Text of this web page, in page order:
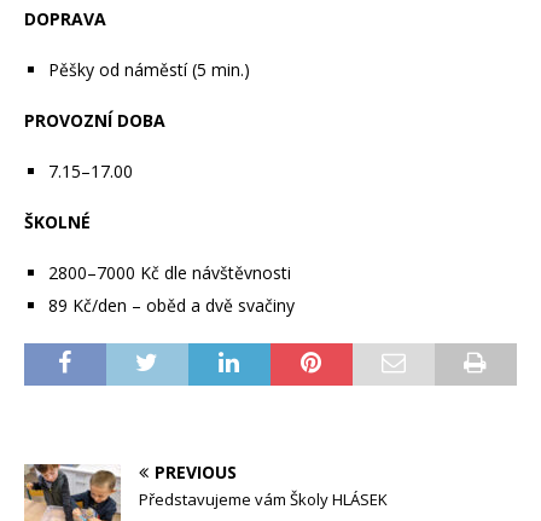
DOPRAVA
Pěšky od náměstí (5 min.)
PROVOZNÍ DOBA
7.15–17.00
ŠKOLNÉ
2800–7000 Kč dle návštěvnosti
89 Kč/den – oběd a dvě svačiny
PREVIOUS
Představujeme vám Školy HLÁSEK